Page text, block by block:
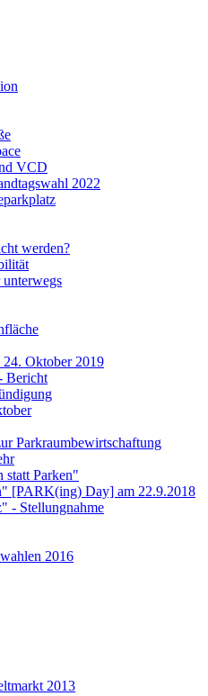
VCD
2022
werden?
Oktober 2019
Bericht
Parkraumbewirtschaftung
Parken"
[PARK(ing) Day] am 22.9.2018
- Stellungnahme
2016
2013